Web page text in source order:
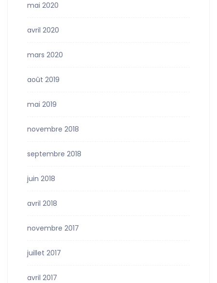
mai 2020
avril 2020
mars 2020
août 2019
mai 2019
novembre 2018
septembre 2018
juin 2018
avril 2018
novembre 2017
juillet 2017
avril 2017